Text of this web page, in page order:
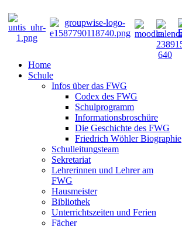
Home
Schule
Infos über das FWG
Codex des FWG
Schulprogramm
Informationsbroschüre
Die Geschichte des FWG
Friedrich Wöhler Biographie
Schulleitungsteam
Sekretariat
Lehrerinnen und Lehrer am
FWG
Hausmeister
Bibliothek
Unterrichtszeiten und Ferien
Fächer